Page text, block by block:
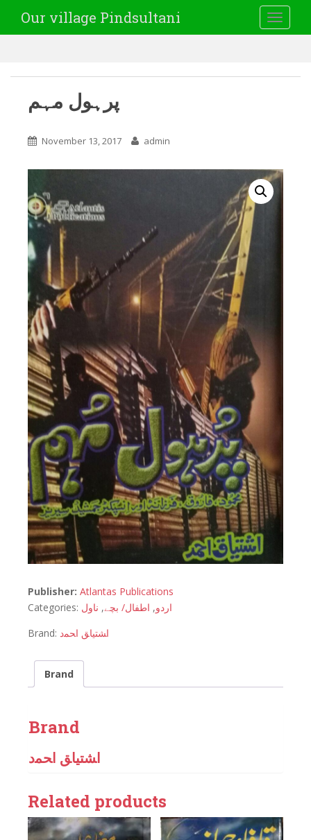
Our village Pindsultani
پرہول مہم
November 13, 2017 admin
Publisher: Atlantas Publications
Categories:
اردو, اطفال/ بچے, ناول
Brand: اﺸﺘﻴﺎﻖ اﺤﻤﺩ
Brand
Brand
اﺸﺘﻴﺎﻖ اﺤﻤﺩ
Related products